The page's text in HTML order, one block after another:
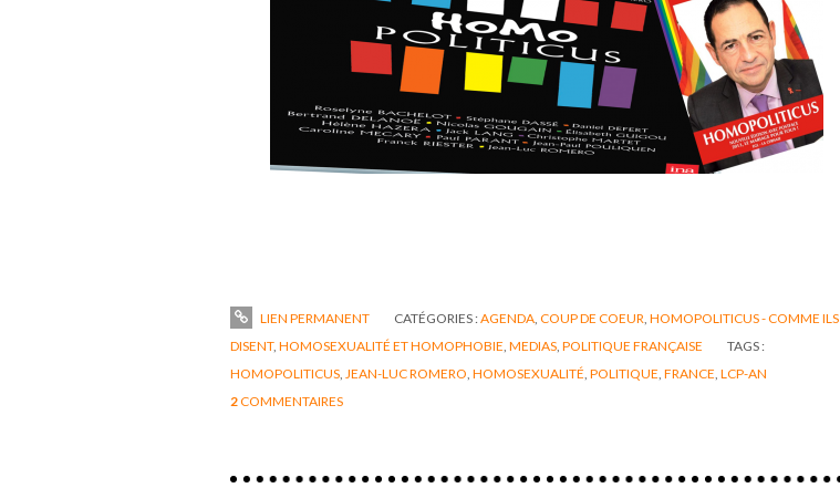
LIEN PERMANENT CATÉGORIES :AGENDA, COUP DE COEUR, HOMOPOLITICUS - COMME ILS
DISENT, HOMOSEXUALITÉ ET HOMOPHOBIE, MEDIAS, POLITIQUE FRANÇAISE
TAGS :
HOMOPOLITICUS, JEAN-LUC ROMERO, HOMOSEXUALITÉ, POLITIQUE, FRANCE, LCP-AN
2COMMENTAIRES